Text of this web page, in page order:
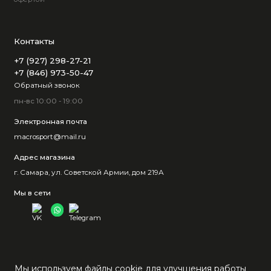
Контакты
+7 (927) 298-27-21
+7 (846) 973-50-47
Обратный звонок
пн-вс 10:00 - 19:00
Электронная почта
macrosport@mail.ru
Адрес магазина
г. Самара, ул. Советской Армии, дом 219А
Мы в сети
Мы используем файлы cookie для улучшения работы